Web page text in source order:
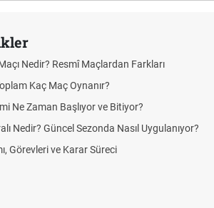
Nedir? Resmî Maçlardan Farkları
Kaç Maç Oynanır?
Ne Zaman Başlıyor ve Bitiyor?
Nedir? Güncel Sezonda Nasıl Uygulanıyor?
Görevleri ve Karar Süreci